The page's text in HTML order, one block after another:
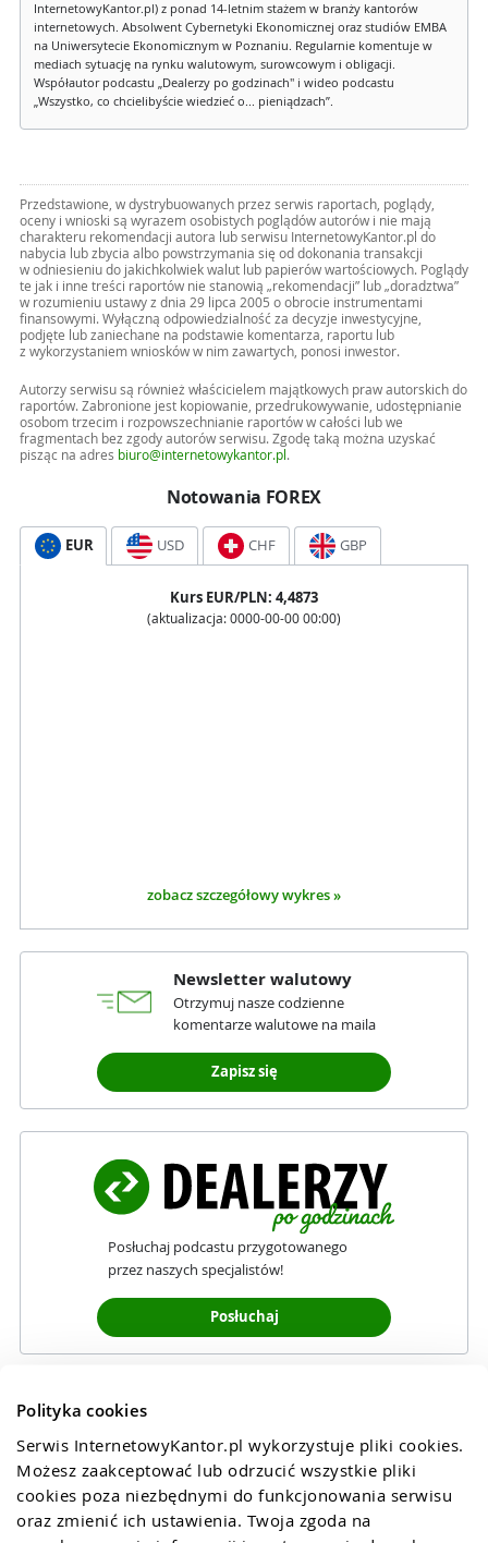
Polityka cookies
Serwis InternetowyKantor.pl wykorzystuje pliki cookies.
Możesz zaakceptować lub odrzucić wszystkie pliki
cookies poza niezbędnymi do funkcjonowania serwisu
oraz zmienić ich ustawienia. Twoja zgoda na
InternetowyKantor.pl) z ponad 14-letnim stażem w branży kantorów
internetowych. Absolwent Cybernetyki Ekonomicznej oraz studiów EMBA
na Uniwersytecie Ekonomicznym w Poznaniu. Regularnie komentuje w
mediach sytuację na rynku walutowym, surowcowym i obligacji.
Współautor podcastu „Dealerzy po godzinach" i wideo podcastu
„Wszystko, co chcielibyście wiedzieć o... pieniądzach”.
Przedstawione, w dystrybuowanych przez serwis raportach, poglądy,
oceny i wnioski są wyrazem osobistych poglądów autorów i nie mają
charakteru rekomendacji autora lub serwisu InternetowyKantor.pl do
nabycia lub zbycia albo powstrzymania się od dokonania transakcji
w odniesieniu do jakichkolwiek walut lub papierów wartościowych. Poglądy
te jak i inne treści raportów nie stanowią „rekomendacji” lub „doradztwa”
w rozumieniu ustawy z dnia 29 lipca 2005 o obrocie instrumentami
finansowymi. Wyłączną odpowiedzialność za decyzje inwestycyjne,
podjęte lub zaniechane na podstawie komentarza, raportu lub
z wykorzystaniem wniosków w nim zawartych, ponosi inwestor.
Autorzy serwisu są również właścicielem majątkowych praw autorskich do
raportów. Zabronione jest kopiowanie, przedrukowywanie, udostępnianie
osobom trzecim i rozpowszechnianie raportów w całości lub we
fragmentach bez zgody autorów serwisu. Zgodę taką można uzyskać
pisząc na adres biuro@internetowykantor.pl .
Notowania FOREX
EUR USD CHF GBP
Kurs EUR/PLN: 4,4873
(aktualizacja: 0000-00-00 00:00)
zobacz szczegółowy wykres »
Newsletter walutowy
Otrzymuj nasze codzienne
komentarze walutowe na maila
Zapisz się
Posłuchaj podcastu przygotowanego
przez naszych specjalistów!
Posłuchaj